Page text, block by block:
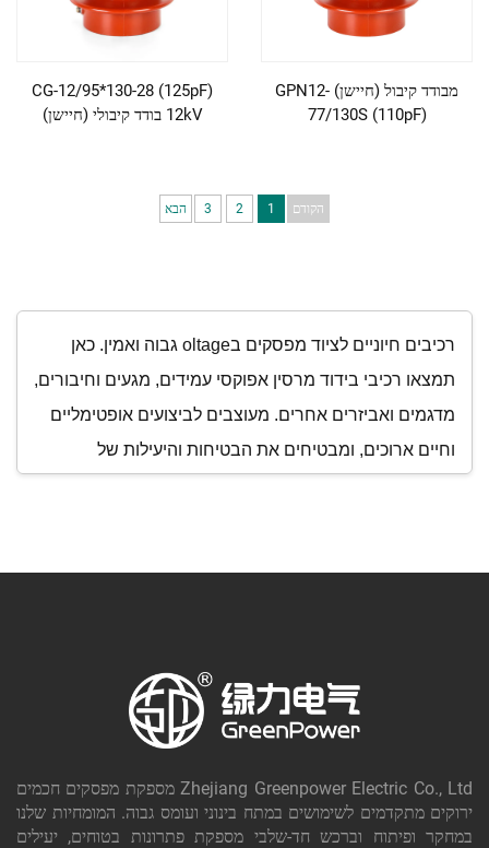
מבודד קיבול (חיישן) GPN12-
77/130S (110pF)
CG-12/95*130-28 (125pF)
12kV בודד קיבולי (חיישן)
הקודם 1
2
3 הבא
רכיבים חיוניים לציוד מפסקים בoltage גבוה ואמין. כאן
תמצאו רכיבי בידוד מרסין אפוקסי עמידים, מגעים וחיבורים,
מדגמים ואביזרים אחרים. מעוצבים לביצועים אופטימליים
וחיים ארוכים, ומבטיחים את הבטיחות והיעילות של
Zhejiang Greenpower Electric Co., Ltd מספקת מפסקים חכמים
ירוקים מתקדמים לשימושים במתח בינוני ועומס גבוה. המומחיות שלנו
במחקר ופיתוח וברכש חד-שלבי מספקת פתרונות בטוחים, יעילים